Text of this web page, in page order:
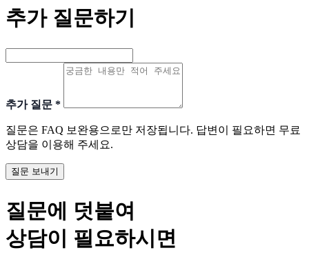
추가 질문하기
추가 질문 *
질문은 FAQ 보완용으로만 저장됩니다. 답변이 필요하면 무료
상담을 이용해 주세요.
질문 보내기
질문에 덧붙여
상담이 필요하시면